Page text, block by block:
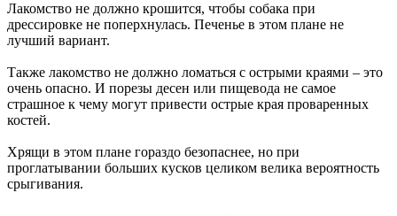
Лакомство не должно крошится, чтобы собака при
дрессировке не поперхнулась. Печенье в этом плане не
лучший вариант.
Также лакомство не должно ломаться с острыми краями – это
очень опасно. И порезы десен или пищевода не самое
страшное к чему могут привести острые края проваренных
костей.
Хрящи в этом плане гораздо безопаснее, но при
проглатывании больших кусков целиком велика вероятность
срыгивания.